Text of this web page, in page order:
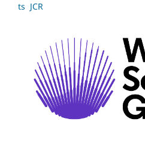
ts JCR